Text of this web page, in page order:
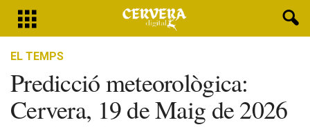
EL TEMPS
Predicció meteorològica:
Cervera, 19 de Maig de 2026